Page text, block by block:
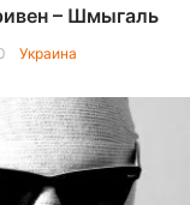
– Шмыгаль
Украина